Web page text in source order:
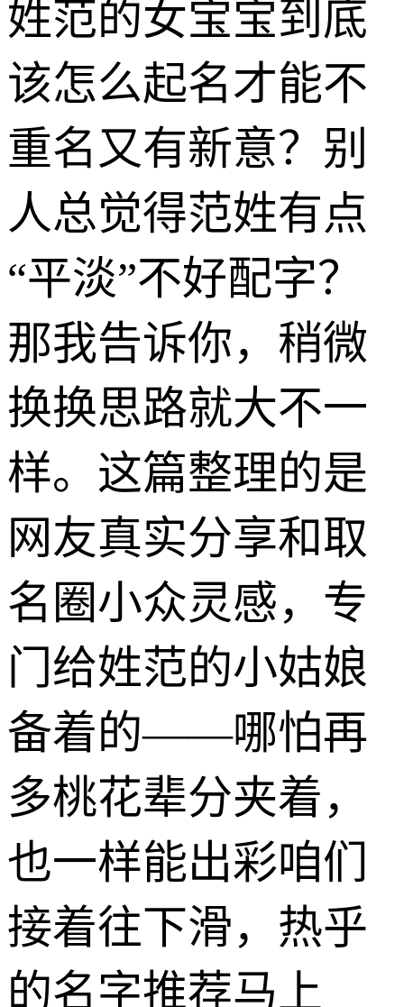
姓范的女宝宝到底
该怎么起名才能不
重名又有新意？别
人总觉得范姓有点
“平淡”不好配字？
那我告诉你，稍微
换换思路就大不一
样。这篇整理的是
网友真实分享和取
名圈小众灵感，专
门给姓范的小姑娘
备着的——哪怕再
多桃花辈分夹着，
也一样能出彩咱们
接着往下滑，热乎
的名字推荐马上